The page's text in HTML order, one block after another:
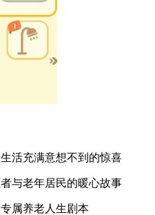
活充满意想不到的惊喜
与老年居民的暖心故事
属养老人生剧本